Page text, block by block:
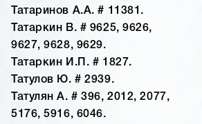
Татаринов А.А. # 11381.
Татаркин В. # 9625, 9626,
9627, 9628, 9629.
Татаркин И.П. # 1827.
Татулов Ю. # 2939.
Татулян А. # 396, 2012, 2077,
5176, 5916, 6046.